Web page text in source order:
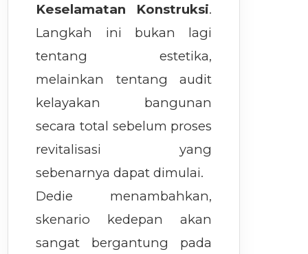
Keselamatan Konstruksi.
Langkah ini bukan lagi
tentang estetika,
melainkan tentang audit
kelayakan bangunan
secara total sebelum proses
revitalisasi yang
sebenarnya dapat dimulai.
Dedie menambahkan,
skenario kedepan akan
sangat bergantung pada